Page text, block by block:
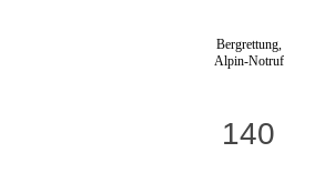
Bergrettung,
Alpin-Notruf
140